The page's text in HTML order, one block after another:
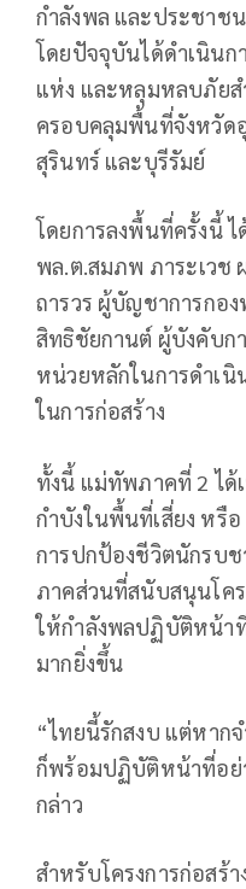
กำลังพล และประชาช
โดยปัจจุบันได้ดำเนินก
แห่ง และหลุมหลบภัย
ครอบคลุมพื้นที่จังหวัด
สุรินทร์ และบุรีรัมย์
โดยการลงพื้นที่ครั้งนี้
พล.ต.สมภพ ภาระเวช
ถารวร ผู้บัญชาการก
สิทธิชัยกานต์ ผู้บังคับก
หน่วยหลักในการดำเนิ
ในการก่อสร้าง
ทั้งนี้ แม่ทัพภาคที่ 2 ได้
กำบังในพื้นที่เสี่ยง หรื
การปกป้องชีวิตนักรบ
ภาคส่วนที่สนับสนุนโค
ให้กำลังพลปฏิบัติหน้า
มากยิ่งขึ้น
“ไทยนี้รักสงบ แต่หาก
ก็พร้อมปฏิบัติหน้าที่อย่
กล่าว
สำหรับโครงการก่อส